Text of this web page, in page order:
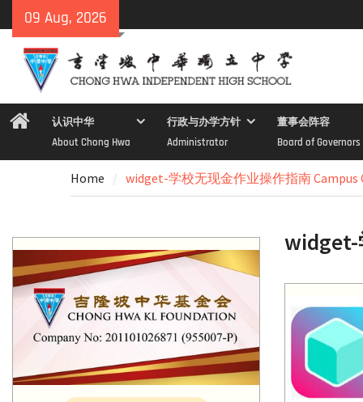
to
content
09 Aug, 2026
Home认识中华
About Chong Hwa
行政与办学方针
Administrator
董事会阵容
Board of Governors
Home widget-学校无现金作业操作指南 Campus
widget-